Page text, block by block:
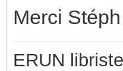
Merci
ERUN libriste